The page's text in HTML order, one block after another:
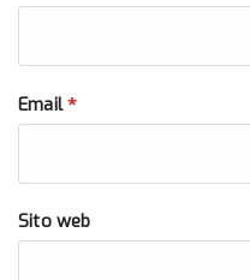
Email*
Sito web